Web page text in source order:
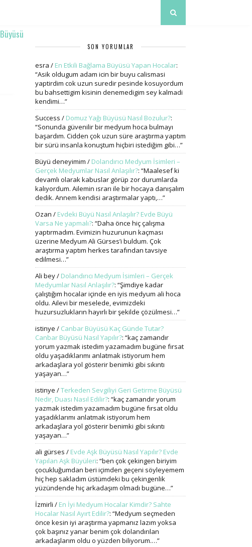
SON YORUMLAR
esra / En Etkili Bağlama Büyüsü Yapan Hocalar:
“Asik oldugum adam icin bir buyu calismasi
yaptirdim cok uzun suredir pesinde kosuyordum
bu bahsettigim kisinin denemedigim sey kalmadi
kendimi…”
Success / Domuz Yağı Büyüsü Nasıl Bozulur?:
“Sonunda güvenilir bir medyum hoca bulmayı
başardım. Cidden çok uzun süre araştırma yaptım
bir sürü insanla konuştum hiçbiri istediğim gibi…”
Büyü deneyimim / Dolandırıcı Medyum İsimleri –
Gerçek Medyumlar Nasıl Anlaşılır?: “Maalesef ki
devamlı olarak kabuslar görüp zor durumlarda
kalıyordum. Ailemin ısrarı ile bir hocaya danışalım
dedik. Annem kendisi araştırmalar yaptı,…”
Ozan / Evdeki Büyü Nasıl Anlaşılır? Evde Büyü
Varsa Ne yapmalı?: “Daha önce hiç çalışma
yaptırmadım. Evimizin huzurunun kaçması
üzerine Medyum Ali Gürses’i buldum. Çok
araştırma yaptım herkes tarafından tavsiye
edilmesi…”
Ali bey/ Dolandırıcı Medyum İsimleri – Gerçek
Medyumlar Nasıl Anlaşılır?: “Şimdiye kadar
çalıştığım hocalar içinde en iyis medyum ali hoca
oldu. Ailevi bir meselede, evimizdeki
huzursuzlukların hayırlı bir şekilde çözülmesi…”
istinye / Canbar Büyüsü Kaç Günde Tutar?
Canbar Büyüsü Nasıl Yapılır?: “kaç zamandır
yorum yazmak istedim yazamadım bugüne fırsat
oldu yaşadıklarımı anlatmak istiyorum hem
arkadaşlara yol gösterir benimki gibi sıkıntı
yaşayan…”
istinye /Terkeden Sevgiliyi Geri Getirme Büyüsü
Nedir, Duası Nasıl Edilir?: “kaç zamandır yorum
yazmak istedim yazamadım bugüne fırsat oldu
yaşadıklarımı anlatmak istiyorum hem
arkadaşlara yol gösterir benimki gibi sıkıntı
yaşayan…”
ali gürses / Evde Aşk Büyüsü Nasıl Yapılır? Evde
Yapılan Aşk Büyüleri: “ben çok çekingen biriyim
çocukluğumdan beri içimden geçeni söyleyemem
hiç hep sakladım üstümdeki bu çekingenlik
yüzündende hiç arkadaşım olmadı bugüne…”
İzmirli / En İyi Medyum Hocalar Kimdir? Sahte
Hocalar Nasıl Ayırt Edilir?: “Medyum seçmeden
önce kesin iyi araştırma yapmanız lazım yoksa
çok başınız yanar benim çok dolandırılan
arkadaşlarım oldu o yüzden biliyorum.…”